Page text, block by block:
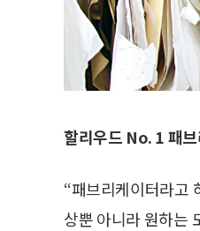
할리우드 No. 1 패
“패브리케이터라고
상뿐 아니라 원하는